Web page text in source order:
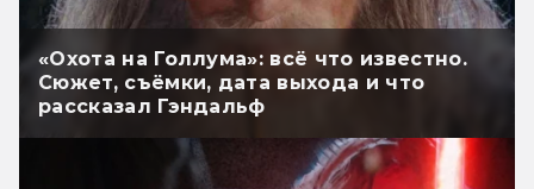
«Охота на Голлума»: всё что известно.
Сюжет, съёмки, дата выхода и что
рассказал Гэндальф